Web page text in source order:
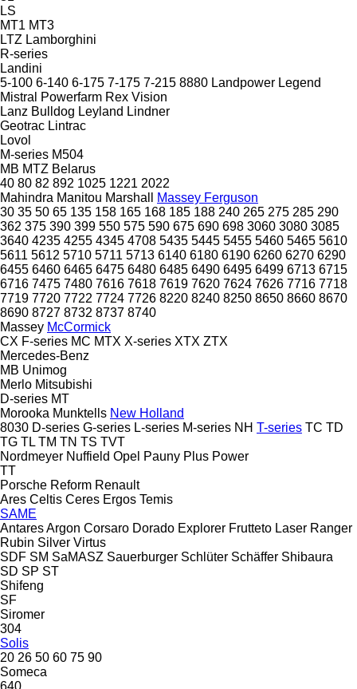
LS
MT1 MT3
LTZ Lamborghini
R-series
Landini
5-100 6-140 6-175 7-175 7-215 8880 Landpower Legend
Mistral
Powerfarm Rex Vision
Lanz Bulldog Leyland Lindner
Geotrac Lintrac
Lovol
M-series M504
MB MTZ Belarus
40 80 82 892 1025 1221 2022
Mahindra Manitou Marshall
Massey Ferguson
30 35 50 65 135 158 165 168 185 188 240 265 275 285 290
362 375 390 399 550 575 590 675 690 698 3060 3080 3085
3640 4235 4255 4345 4708 5435 5445 5455 5460 5465 5610
5611 5612 5710 5711 5713 6140 6180 6190 6260 6270 6290
6455 6460 6465 6475 6480 6485 6490 6495 6499 6713 6715
6716 7475 7480 7616 7618 7619 7620 7624 7626 7716 7718
7719 7720 7722 7724 7726 8220 8240 8250 8650 8660 8670
8690 8727 8732 8737 8740
Massey McCormick
CX F-series MC MTX X-series XTX ZTX
Mercedes-Benz
MB Unimog
Merlo Mitsubishi
D-series MT
Morooka Munktells New Holland
8030 D-series G-series L-series M-series NH T-series TC TD
TG TL TM TN TS TVT
Nordmeyer Nuffield Opel Pauny Plus Power
TT
Porsche Reform Renault
Ares Celtis Ceres Ergos Temis
SAME
AntaresArgon Corsaro Dorado Explorer Frutteto Laser Ranger
Rubin Silver Virtus
SDF SM SaMASZ Sauerburger Schlüter Schäffer Shibaura
SD SP ST
Shifeng
SF
Siromer
304
Solis
20 26 50 60 75 90
Someca
640